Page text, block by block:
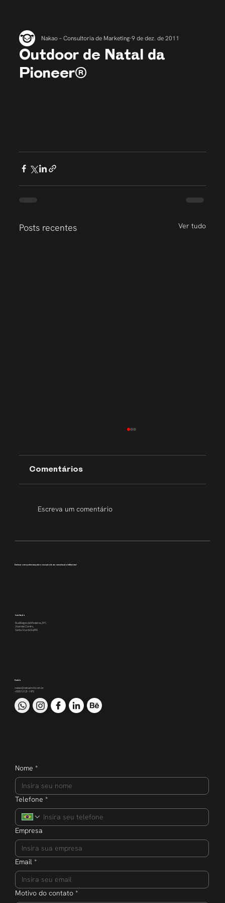
Outdoor de Natal da
Pioneer®
Nakao – Consultoria de Marketing 9 de dez. de 2011
Posts recentes Ver tudo
Comentários
Escreva um comentário
Conheça como podemos apoiar a execução da sua comunicação institucional
Localização
Rua Borges de Medeiros, 391,
2o andar, Centro,
Santa Cruz do Sul/RS
Contato
nakao@nakaomkt.com.br
+55 51 3121-1470
Nome *
Telefone *
Empresa
Email *
Motivo do contato *